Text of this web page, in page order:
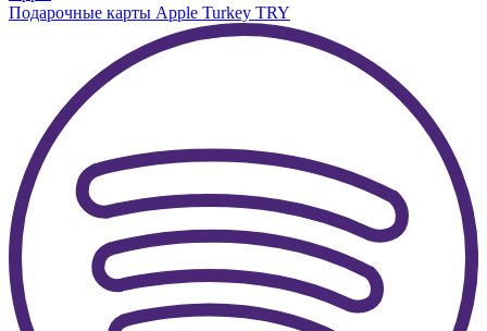
Подарочные карты Apple Turkey TRY